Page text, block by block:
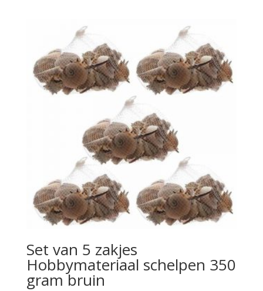
Set van 5 zakjes
Hobbymateriaal schelpen 350
gram bruin